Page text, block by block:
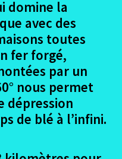
domine la
avec des
toutes
fer forgé,
par un
nous permet
dépression
de blé à l’infini.